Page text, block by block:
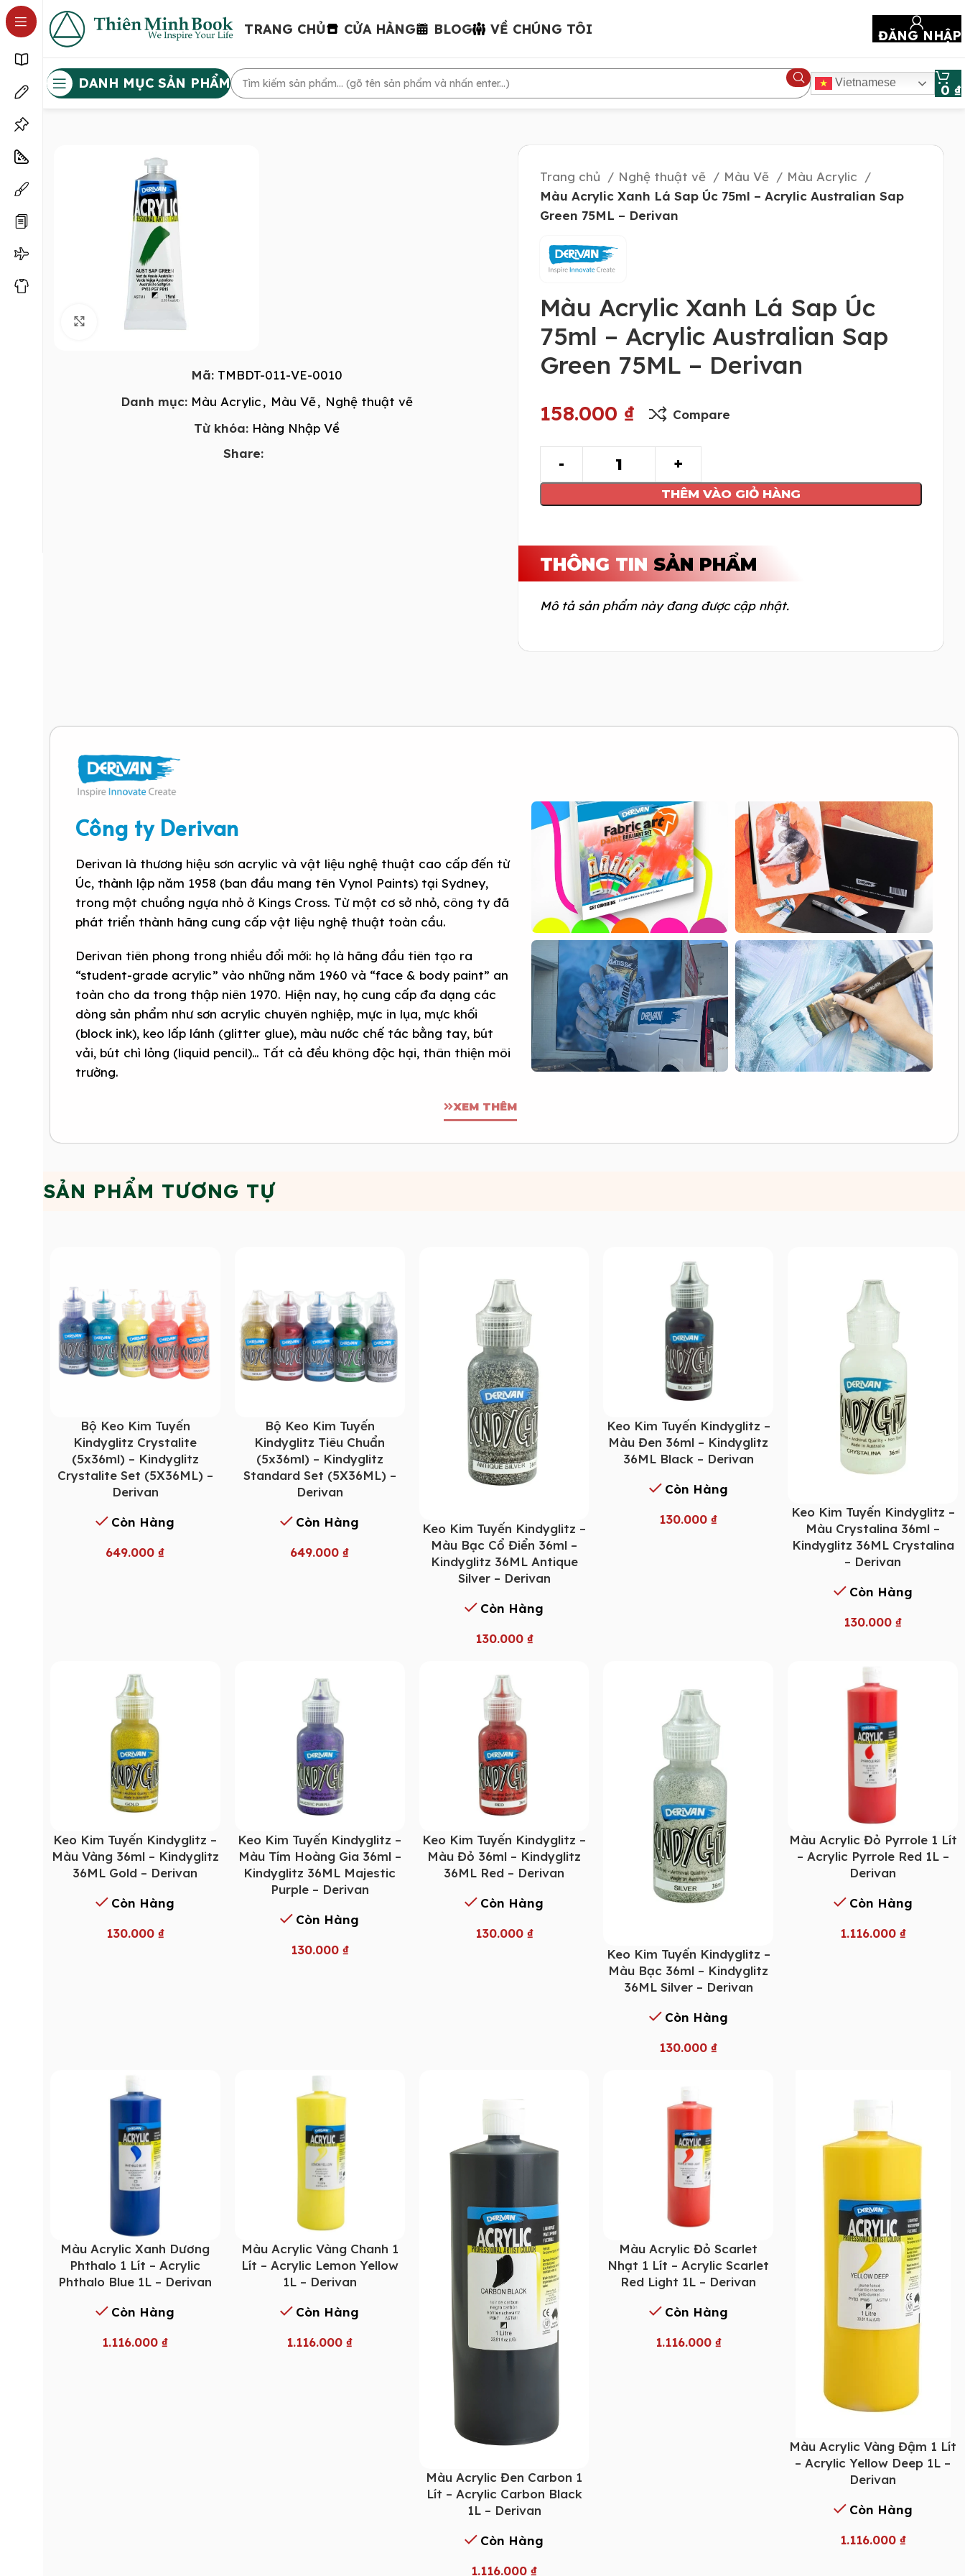
TRANG CHỦ CỬA HÀNG BLOG VỀ CHÚNG TÔI ĐĂNG NHẬP
DANH MỤC SẢN PHẨM Vietnamese 0 ₫
Click to enlarge
Mã: TMBDT-011-VE-0010
Danh mục: Màu Acrylic, Màu Vẽ, Nghệ thuật vẽ
Từ khóa: Hàng Nhập Về
Share:
Trang chủ Nghệ thuật vẽ Màu Vẽ
Màu Acrylic
Màu Acrylic Xanh Lá Sap Úc 75ml – Acrylic Australian Sap
Green 75ML – Derivan
Màu Acrylic Xanh Lá Sap Úc
75ml – Acrylic Australian Sap
Green 75ML – Derivan
158.000 ₫ Compare
THÊM VÀO GIỎ HÀNG
THÔNG TIN SẢN PHẨM
Mô tả sản phẩm này đang được cập nhật.
Công ty Derivan
Derivan là thương hiệu sơn acrylic và vật liệu nghệ thuật cao cấp đến từ
Úc, thành lập năm 1958 (ban đầu mang tên Vynol Paints) tại Sydney,
trong một chuồng ngựa nhỏ ở Kings Cross. Từ một cơ sở nhỏ, công ty đã
phát triển thành hãng cung cấp vật liệu nghệ thuật toàn cầu.
Derivan tiên phong trong nhiều đổi mới: họ là hãng đầu tiên tạo ra
“student-grade acrylic” vào những năm 1960 và “face & body paint” an
toàn cho da trong thập niên 1970. Hiện nay, họ cung cấp đa dạng các
dòng sản phẩm như sơn acrylic chuyên nghiệp, mực in lụa, mực khối
(block ink), keo lấp lánh (glitter glue), màu nước chế tác bằng tay, bút
vải, bút chì lỏng (liquid pencil)… Tất cả đều không độc hại, thân thiện môi
trường.
XEM THÊM
SẢN PHẨM TƯƠNG TỰ
Bộ Keo Kim Tuyến
Kindyglitz Crystalite
(5x36ml) – Kindyglitz
Crystalite Set (5X36ML) –
Derivan
Còn Hàng
649.000₫
Bộ Keo Kim Tuyến
Kindyglitz Tiêu Chuẩn
(5x36ml) – Kindyglitz
Standard Set (5X36ML) –
Derivan
Còn Hàng
649.000₫
Keo Kim Tuyến Kindyglitz –
Màu Bạc Cổ Điển 36ml –
Kindyglitz 36ML Antique
Silver – Derivan
Còn Hàng
130.000 ₫
Keo Kim Tuyến Kindyglitz –
Màu Đen 36ml – Kindyglitz
36ML Black – Derivan
Còn Hàng
130.000₫
Keo Kim Tuyến Kindyglitz –
Màu Crystalina 36ml –
Kindyglitz 36ML Crystalina
– Derivan
Còn Hàng
130.000₫
Keo Kim Tuyến Kindyglitz –
Màu Vàng 36ml – Kindyglitz
36ML Gold – Derivan
Còn Hàng
130.000 ₫
Keo Kim Tuyến Kindyglitz –
Màu Tím Hoàng Gia 36ml –
Kindyglitz 36ML Majestic
Purple – Derivan
Còn Hàng
130.000 ₫
Keo Kim Tuyến Kindyglitz –
Màu Đỏ 36ml – Kindyglitz
36ML Red – Derivan
Còn Hàng
130.000 ₫
Keo Kim Tuyến Kindyglitz –
Màu Bạc 36ml – Kindyglitz
36ML Silver – Derivan
Còn Hàng
130.000₫
Màu Acrylic Đỏ Pyrrole 1 Lít
– Acrylic Pyrrole Red 1L –
Derivan
Còn Hàng
1.116.000 ₫
Màu Acrylic Xanh Dương
Phthalo 1 Lít – Acrylic
Phthalo Blue 1L – Derivan
Còn Hàng
1.116.000₫
Màu Acrylic Vàng Chanh 1
Lít – Acrylic Lemon Yellow
1L – Derivan
Còn Hàng
1.116.000₫
Màu Acrylic Đen Carbon 1
Lít – Acrylic Carbon Black
1L – Derivan
Còn Hàng
1.116.000 ₫
Màu Acrylic Đỏ Scarlet
Nhạt 1 Lít – Acrylic Scarlet
Red Light 1L – Derivan
Còn Hàng
1.116.000 ₫
Màu Acrylic Vàng Đậm 1 Lít
– Acrylic Yellow Deep 1L –
Derivan
Còn Hàng
1.116.000 ₫